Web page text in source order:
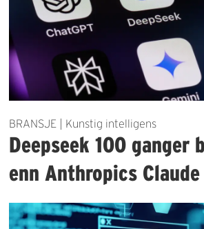
BRANSJE | Kunstig intelligens
Deepseek 100 ganger
enn Anthropics